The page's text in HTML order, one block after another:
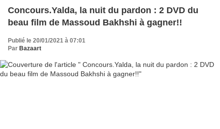
Concours.Yalda, la nuit du pardon : 2 DVD du
beau film de Massoud Bakhshi à gagner!!
Publié le 20/01/2021 à 07:01
Par Bazaart